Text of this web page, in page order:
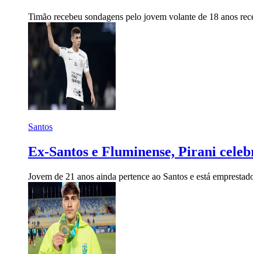
Timão recebeu sondagens pelo jovem volante de 18 anos
Santos
Ex-Santos e Fluminense, Pirani
Jovem de 21 anos ainda pertence ao Santos e está